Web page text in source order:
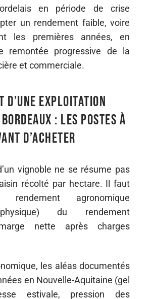
en période de crise
un rendement faible, voire
les premières années, en
remontée progressive de la
et commerciale.
d’une exploitation
: les postes à
d’acheter
vignoble ne se résume pas
récolté par hectare. Il faut
agronomique
du rendement
nette après charges
les aléas documentés
en Nouvelle-Aquitaine (gel
estivale, pression des